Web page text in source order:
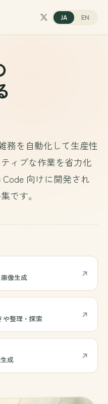
JA EN
務を自動化して生産性
ィブな作業を省力化
向けに開発され
です。
像生成
や整理・探索
成